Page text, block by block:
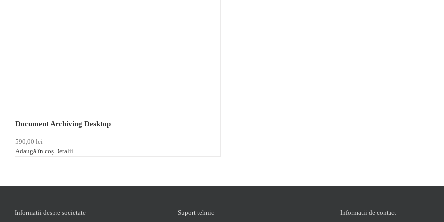
Document Archiving Desktop
590,00 lei
Adaugă în coș Detalii
Informatii despre societate Suport tehnic Informatii de contact